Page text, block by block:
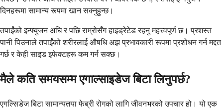
दिनहरूमा सामान्य रूपमा खान सक्नुहुन्छ।
तपाईंको इन्फ्युजन अघि र पछि राम्रोसँग हाइड्रेटेड रहनु महत्त्वपूर्ण छ। प्रशस्त
पानी पिउनाले तपाईंको शरीरलाई औषधि अझ प्रभावकारी रूपमा प्रशोधन गर्न मद्दत
गर्छ र केही साइड इफेक्टहरू कम गर्न सक्छ।
मैले कति समयसम्म एगाल्साइडेज बिटा लिनुपर्छ?
एगल्सिडेज बिटा सामान्यतया फेब्री रोगको लागि जीवनभरको उपचार हो। यो एक